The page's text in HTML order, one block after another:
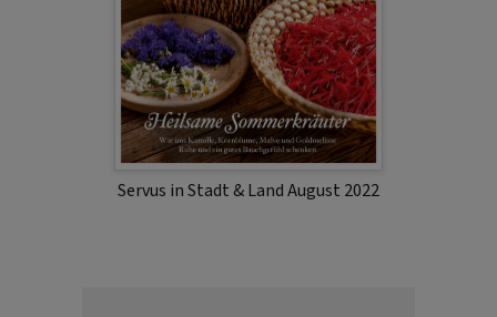
Servus in Stadt & Land August 2022